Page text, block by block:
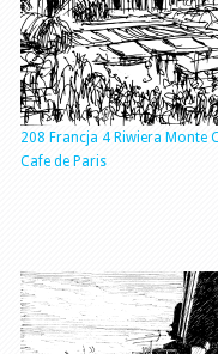
208 Francja 4 Riwiera Monte
Cafe de Paris